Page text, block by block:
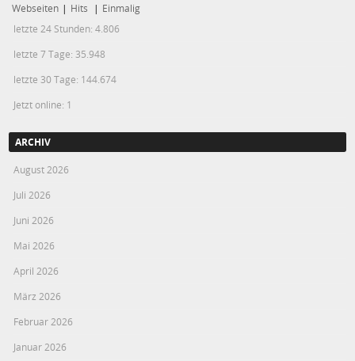
Webseiten | Hits | Einmalig
letzte 24 Stunden:4.806
letzte 7 Tage: 35.948
letzte 30 Tage: 144.674
Jetzt online: 1
ARCHIV
August 2026
Juli 2026
Juni 2026
Mai 2026
April 2026
März 2026
Februar 2026
Januar 2026